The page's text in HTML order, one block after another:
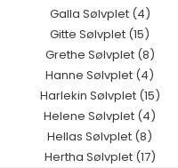
Galla Sølvplet (4)
Gitte Sølvplet (15)
Grethe Sølvplet (8)
Hanne Sølvplet (4)
Harlekin Sølvplet (15)
Helene Sølvplet (4)
Hellas Sølvplet (8)
Hertha Sølvplet (17)